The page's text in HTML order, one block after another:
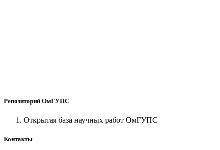
Репозиторий ОмГУПС
Открытая база научных работ ОмГУПС
Контакты